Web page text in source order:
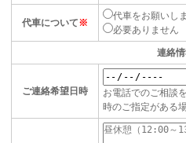
代車について※
代車をお願いし
必要ありません
連絡
ご連絡希望日時
お電話でのご相談
時のご指定がある